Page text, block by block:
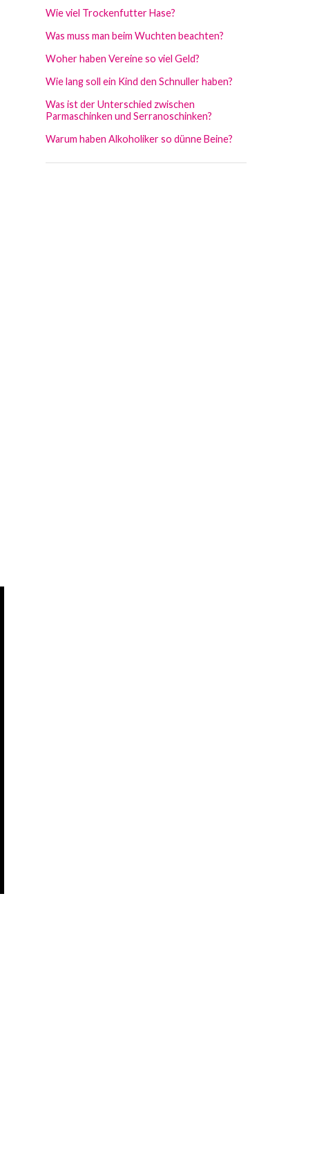
Wie viel Trockenfutter Hase?
Was muss man beim Wuchten beachten?
Woher haben Vereine so viel Geld?
Wie lang soll ein Kind den Schnuller haben?
Was ist der Unterschied zwischen
Parmaschinken und Serranoschinken?
Warum haben Alkoholiker so dünne Beine?